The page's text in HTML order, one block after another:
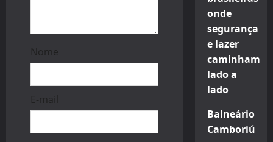
Nome
E-mail
onde
segurança
e lazer
caminham
lado a
lado
Balneário
Camboriú